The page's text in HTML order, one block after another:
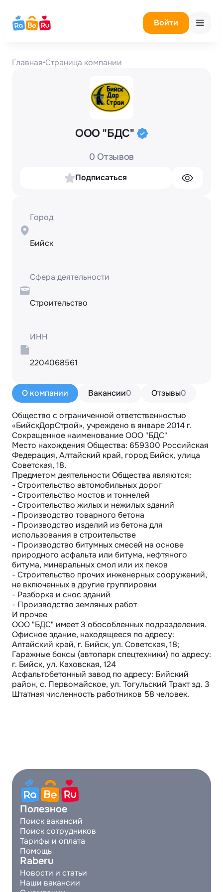
Войти
Главная•Страница компании
ООО "БДС"
0 Отзывов
Подписаться
О компании Вакансии0 Отзывы0
Общество с ограниченной ответственностью
«БийскДорСтрой», учреждено в январе 2014 г.
Сокращенное наименование ООО "БДС"
Место нахождения Общества: 659300 Российская
Федерация, Алтайский край, город Бийск, улица
Советская, 18.
Предметом деятельности Общества являются:
- Строительство автомобильных дорог
- Строительство мостов и тоннелей
- Строительство жилых и нежилых зданий
- Производство товарного бетона
- Производство изделий из бетона для
использования в строительстве
- Производство битумных смесей на основе
природного асфальта или битума, нефтяного
битума, минеральных смол или их пеков
- Строительство прочих инженерных сооружений,
не включенных в другие группировки
- Разборка и снос зданий
- Производство земляных работ
И прочее
ООО "БДС" имеет 3 обособленных подразделения.
Офисное здание, находящееся по адресу:
Алтайский край, г. Бийск, ул. Советская, 18;
Гаражные боксы (автопарк спецтехники) по адресу:
г. Бийск, ул. Каховская, 124
Асфальтобетонный завод по адресу: Бийский
район, с. Первомайское, ул. Тогульский Тракт зд. 3
Штатная численность работников 58 человек.
Город
Бийск
Сфера деятельности
Строительство
ИНН
2204068561
Полезное
Поиск вакансий
Поиск сотрудников
Тарифы и оплата
Помощь
Raberu
Новости и статьи
Наши вакансии